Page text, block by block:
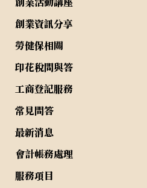
創業資訊分享
勞健保相關
印花稅問與答
工商登記服務
常見問答
最新消息
會計帳務處理
服務項目